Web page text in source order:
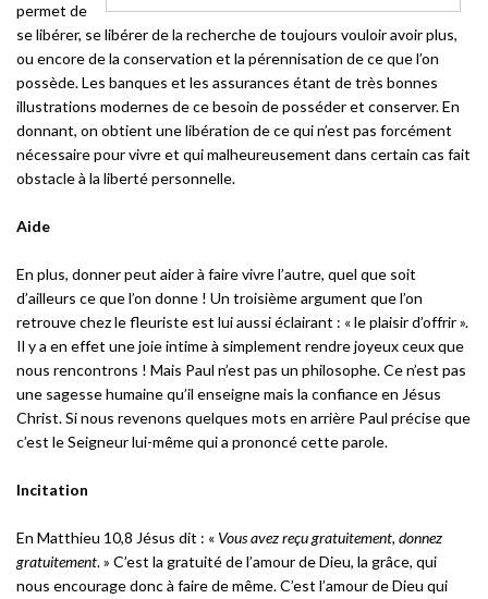
permet de
se libérer, se libérer de la recherche de toujours vouloir avoir plus,
ou encore de la conservation et la pérennisation de ce que l’on
possède. Les banques et les assurances étant de très bonnes
illustrations modernes de ce besoin de posséder et conserver. En
donnant, on obtient une libération de ce qui n’est pas forcément
nécessaire pour vivre et qui malheureusement dans certain cas fait
obstacle à la liberté personnelle.
Aide
En plus, donner peut aider à faire vivre l’autre, quel que soit
d’ailleurs ce que l’on donne ! Un troisième argument que l’on
retrouve chez le fleuriste est lui aussi éclairant : « le plaisir d’offrir ».
Il y a en effet une joie intime à simplement rendre joyeux ceux que
nous rencontrons ! Mais Paul n’est pas un philosophe. Ce n’est pas
une sagesse humaine qu’il enseigne mais la confiance en Jésus
Christ. Si nous revenons quelques mots en arrière Paul précise que
c’est le Seigneur lui-même qui a prononcé cette parole.
Incitation
En Matthieu 10,8 Jésus dit : « Vous avez reçu gratuitement, donnez
gratuitement. » C’est la gratuité de l’amour de Dieu, la grâce, qui
nous encourage donc à faire de même. C’est l’amour de Dieu qui